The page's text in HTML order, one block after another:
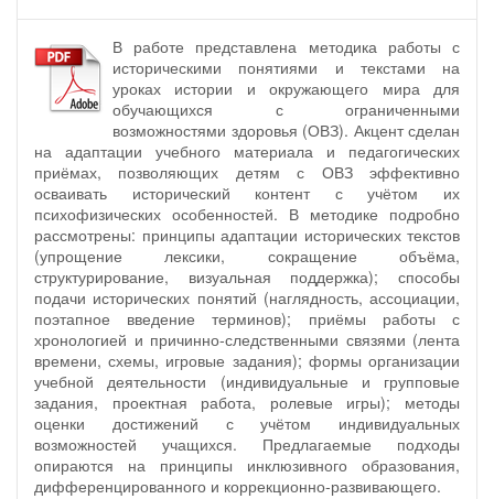
В работе представлена методика работы с
историческими понятиями и текстами на
уроках истории и окружающего мира для
обучающихся с ограниченными
возможностями здоровья (ОВЗ). Акцент сделан
на адаптации учебного материала и педагогических
приёмах, позволяющих детям с ОВЗ эффективно
осваивать исторический контент с учётом их
психофизических особенностей. В методике подробно
рассмотрены: принципы адаптации исторических текстов
(упрощение лексики, сокращение объёма,
структурирование, визуальная поддержка); способы
подачи исторических понятий (наглядность, ассоциации,
поэтапное введение терминов); приёмы работы с
хронологией и причинно‑следственными связями (лента
времени, схемы, игровые задания); формы организации
учебной деятельности (индивидуальные и групповые
задания, проектная работа, ролевые игры); методы
оценки достижений с учётом индивидуальных
возможностей учащихся. Предлагаемые подходы
опираются на принципы инклюзивного образования,
дифференцированного и коррекционно‑развивающего.